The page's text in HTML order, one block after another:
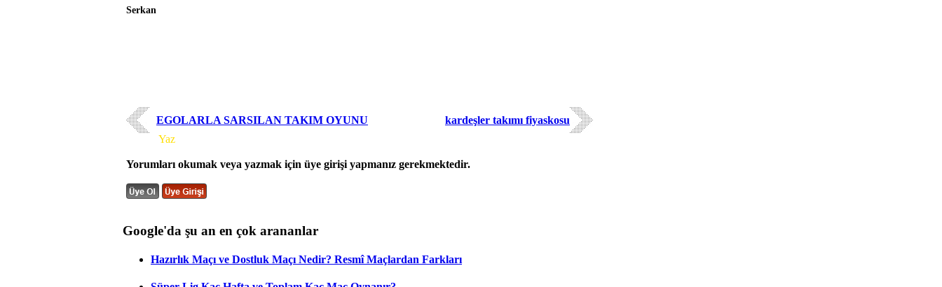
Serkan
EGOLARLA SARSILAN TAKIM OYUNU
kardeşler takımı fiyaskosu
Yaz
Yorumları okumak veya yazmak için üye girişi yapmanız gerekmektedir.
Google'da şu an en çok arananlar
Hazırlık Maçı ve Dostluk Maçı Nedir? Resmî Maçlardan Farkları